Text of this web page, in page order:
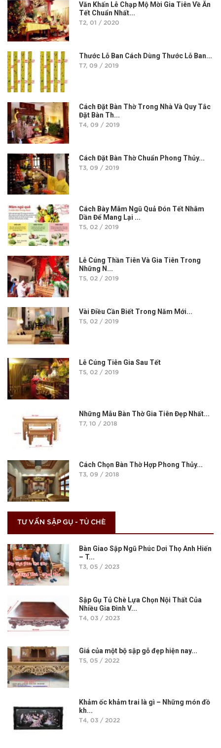
Văn Khấn Lễ Chạp Mộ Mời Gia Tiên Về Ăn
Tết Chuẩn Nhất...
T2, 01 / 2020
Thước Lỗ Ban Cách Dùng Thước Lỗ Ban...
T7, 09 / 2019
Cách Đặt Bàn Thờ Trong Nhà Và Quy Tắc
Đặt Bàn Th...
T4, 09 / 2019
Cách Đặt Bàn Thờ Chuẩn Phong Thủy...
T3, 09 / 2019
Cách Bày Mâm Ngũ Quả Đón Tết Nhâm
Dần Để Mang Lại ...
T5, 02 / 2019
Lễ Cúng Thần Tiên Và Gia Tiên Trong
Những N...
T5, 02 / 2019
Vài Điều Cần Biết Trong Năm Mới...
T5, 02 / 2019
Lễ Cúng Tiễn Gia Sau Tết
T5, 02 / 2019
Những Mẫu Bàn Thờ Gia Tiên Đẹp Nhất...
T7, 10 / 2018
Cách Chọn Bàn Thờ Hợp Phong Thủy...
T3, 09 / 2018
TƯ VẤN SẬP GỤ - TỦ CHÈ
Bàn Giao Sập Ngũ Phúc Dơi Thọ Anh Hiến
– T...
T3, 05 / 2023
Sập Gụ Tủ Chè Lựa Chọn Nội Thất Của
Nhiều Gia Đình V...
T4, 03 / 2023
Giá của một bộ sập gỗ đẹp hiện nay...
T5, 05 / 2022
Khảm ốc khảm trai là gì – Những món đồ
kh...
T4, 03 / 2022